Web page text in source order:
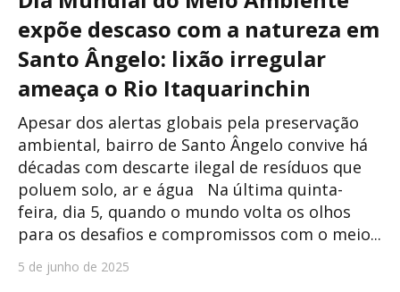
expõe descaso com a natureza em
Santo Ângelo: lixão irregular
ameaça o Rio Itaquarinchin
Apesar dos alertas globais pela preservação
ambiental, bairro de Santo Ângelo convive há
décadas com descarte ilegal de resíduos que
poluem solo, ar e água Na última quinta-
feira, dia 5, quando o mundo volta os olhos
para os desafios e compromissos com o meio...
5 de junho de 2025